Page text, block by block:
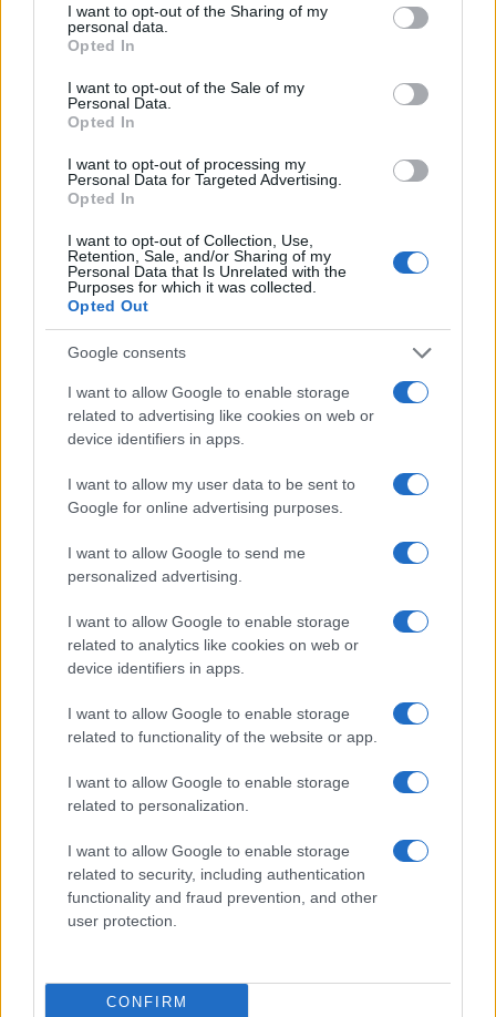
I want to opt-out of the Sharing of my
personal data.
Opted In
I want to opt-out of the Sale of my
Personal Data.
Opted In
I want to opt-out of processing my
Personal Data for Targeted Advertising.
Opted In
I want to opt-out of Collection, Use,
Retention, Sale, and/or Sharing of my
Personal Data that Is Unrelated with the
Purposes for which it was collected.
Opted Out
Google consents
I want to allow Google to enable storage
related to advertising like cookies on web or
device identifiers in apps.
I want to allow my user data to be sent to
Google for online advertising purposes.
I want to allow Google to send me
personalized advertising.
I want to allow Google to enable storage
related to analytics like cookies on web or
device identifiers in apps.
I want to allow Google to enable storage
related to functionality of the website or app.
I want to allow Google to enable storage
related to personalization.
I want to allow Google to enable storage
related to security, including authentication
functionality and fraud prevention, and other
user protection.
CONFIRM
aveva ospitato e accolto ma che, a suo giudizio,
non lo aveva capito secondo le proprie
La parola“terrorismo”non indica una categoria
della mente, ma un metodo: quello di seminare il
terrore. Quindi, in attesa di conoscere un
terrorista sano di mente, chiamiamo le cose con il
loro nome: a Modena abbiamo assistito, ahimè, al
primo attentato in Italia di matrice (folle) islamica.
Alessandro Sallusti, 19 maggio 2026
Nicolaporro.it è anche su Whatsapp. È
sufficientecliccare quiper iscriversi al canale ed
essere sempre aggiornati (gratis).
#MODENA
“I lavori sulle ferrovie a
Firenze? Così abbiamo
spiegato che erano necessari”
Communication & Sustainability Officer del